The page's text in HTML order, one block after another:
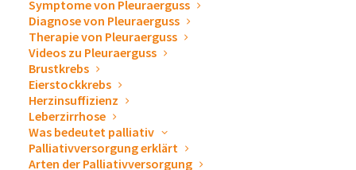
Symptome von Pleuraerguss
Diagnose von Pleuraerguss
Therapie von Pleuraerguss
Videos zu Pleuraerguss
Brustkrebs
Eierstockkrebs
Herzinsuffizienz
Leberzirrhose
Was bedeutet palliativ
Palliativversorgung erklärt
Arten der Palliativversorgung
Katheter- und Drainage-Systeme